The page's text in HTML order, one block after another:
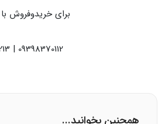
برای خریدوفروش
همچنین بخوانید...